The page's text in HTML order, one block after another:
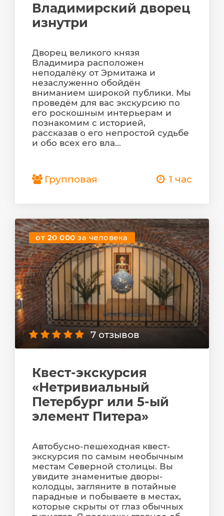
Владимирский дворец
изнутри
Дворец великого князя
Владимира расположен
неподалёку от Эрмитажа и
незаслуженно обойдён
вниманием широкой публики. Мы
проведём для вас экскурсию по
его роскошным интерьерам и
познакомим с историей,
рассказав о его непростой судьбе
и обо всех его вла...
Групповая 1 час
от 20 000за человека
7 отзывов
Квест-экскурсия
«Нетривиальный
Петербург или 5-ый
элемент Питера»
Автобусно-пешеходная квест-
экскурсия по самым необычным
местам Северной столицы. Вы
увидите знаменитые дворы-
колодцы, загляните в потайные
парадные и побываете в местах,
которые скрыты от глаз обычных